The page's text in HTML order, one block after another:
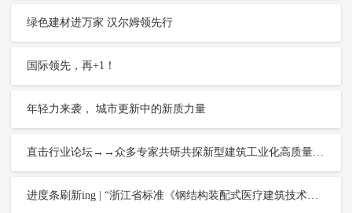
绿色建材进万家 汉尔姆领先行
国际领先，再+1！
年轻力来袭， 城市更新中的新质力量
直击行业论坛→→众多专家共研共探新型建筑工业化高质量发展
进度条刷新ing | “浙江省标准《钢结构装配式医疗建筑技术指南》编制工作组会议”在汉尔姆举行